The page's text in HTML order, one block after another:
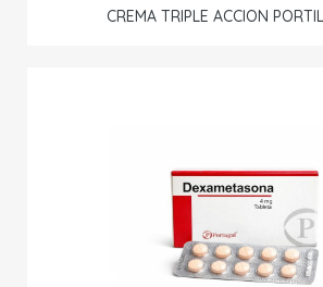
CREMA TRIPLE ACCION